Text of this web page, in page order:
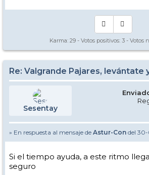
Karma: 29 - Votos positivos: 3 - Votos
Re: Valgrande Pajares, levántate
Sesentay
» En respuesta al mensaje de Astur-Con del
Si el tiempo ayuda, a este ritmo
seguro